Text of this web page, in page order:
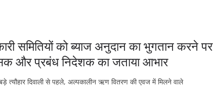
समितियों को ब्याज अनुदान का भुगतान करने पर
और प्रबंध निदेशक का जताया आभार
दिवाली से पहले, अल्पकालीन ऋण वितरण की एवज में मिलने वाले